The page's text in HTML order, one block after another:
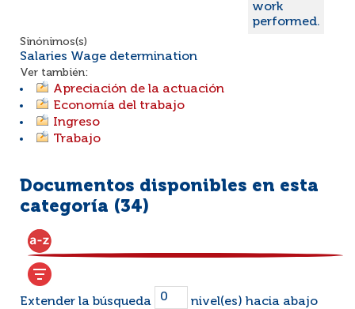
work
performed.
Sinónimos(s)
Salaries Wage determination
Ver también:
Apreciación de la actuación
Economía del trabajo
Ingreso
Trabajo
Documentos disponibles en esta
categoría (34)
Extender la búsqueda nivel(es) hacia abajo